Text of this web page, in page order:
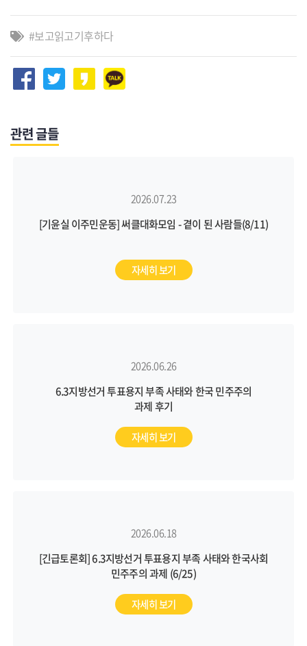
보고읽고기후하다
관련 글들
2026.07.23
[기윤실 이주민운동] 써클대화모임 - 곁이 된 사람들(8/11)
자세히 보기
2026.06.26
6.3지방선거 투표용지 부족 사태와 한국 민주주의
과제 후기
자세히 보기
2026.06.18
[긴급토론회] 6.3지방선거 투표용지 부족 사태와 한국사회
민주주의 과제 (6/25)
자세히 보기